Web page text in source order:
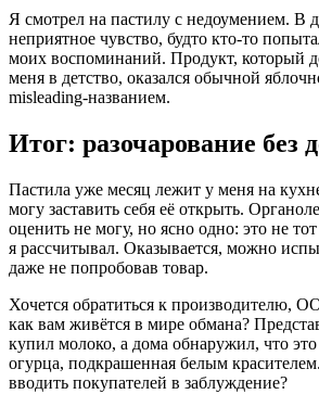
Я смотрел на пастилу с недоумением. В
неприятное чувство, будто кто-то
моих воспоминаний. Продукт, который
меня в детство, оказался обычной
misleading-названием.
Итог: разочарование без
Пастила уже месяц лежит у меня на
могу заставить себя её открыть.
оценить не могу, но ясно одно: это не
я рассчитывал. Оказывается, можно
даже не попробовав товар.
Хочется обратиться к производителю,
как вам живётся в мире обмана?
купил молоко, а дома обнаружил, что
огурца, подкрашенная белым
вводить покупателей в заблуждение?